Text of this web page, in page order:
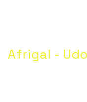
Afrigal -